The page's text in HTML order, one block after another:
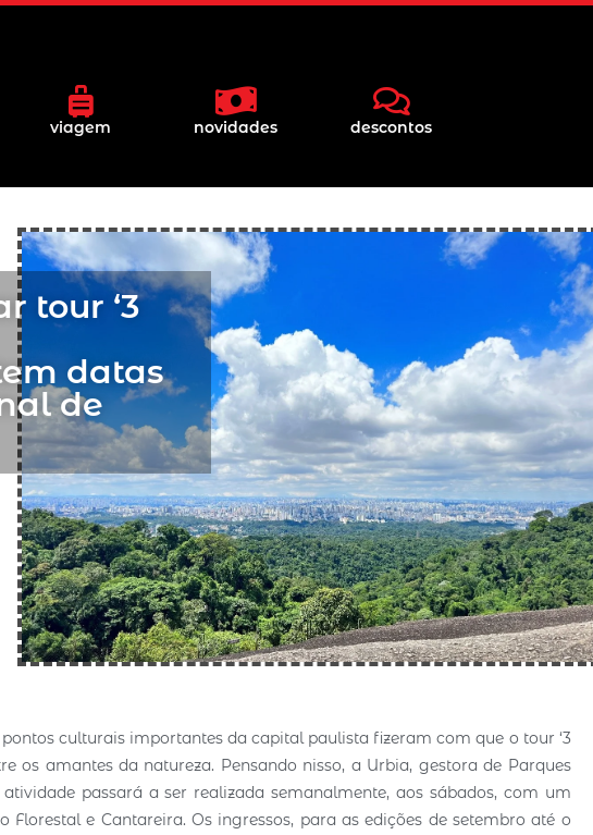
viagem novidades descontos
tour ‘3
datas
de
culturais importantes da capital paulista fizeram com que o tour ‘3
os amantes da natureza. Pensando nisso, a Urbia, gestora de Parques
passará a ser realizada semanalmente, aos sábados, com um
e Cantareira. Os ingressos, para as edições de setembro até o